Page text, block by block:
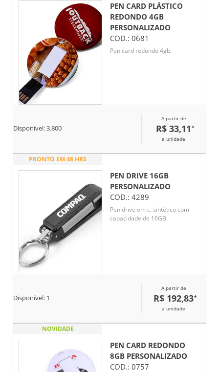
PEN CARD PLÁSTICO
REDONDO 4GB
PERSONALIZADO
COD.: 0681
Pen card redondo 4gb.
Disponível:3.800
A partir de
R$ 33,11 *
a unidade
PRONTO EM 48 HRS
PEN DRIVE 16GB
PERSONALIZADO
COD.: 4289
Pen drive em c. sintético com
capacidade de 16GB
Disponível: 1
A partir de
R$ 192,83*
a unidade
NOVIDADE
PEN CARD REDONDO
8GB PERSONALIZADO
COD.: 0757